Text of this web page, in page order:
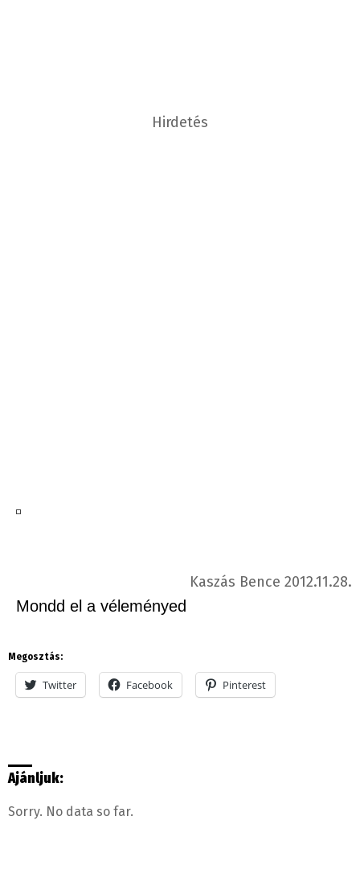
Hirdetés
Kaszás Bence 2012.11.28.
Mondd el a véleményed
Megosztás:
Twitter Facebook Pinterest
Ajánljuk:
Sorry. No data so far.